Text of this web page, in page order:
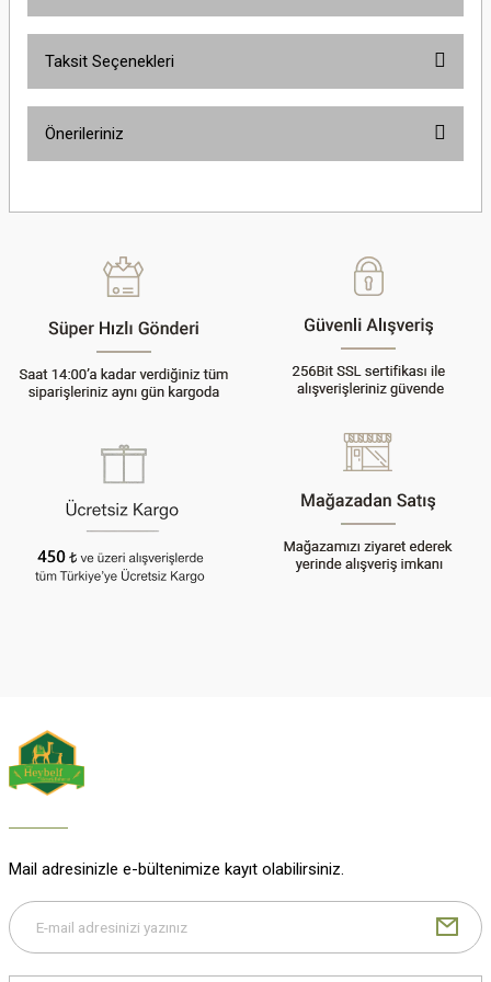
Taksit Seçenekleri
Önerileriniz
Ürün açıklamasında eksik bilgiler bulunuyor.
Ürün bilgilerinde hatalar bulunuyor.
Ürün fiyatı diğer sitelerden daha pahalı.
Mail adresinizle e-bültenimize kayıt olabilirsiniz.